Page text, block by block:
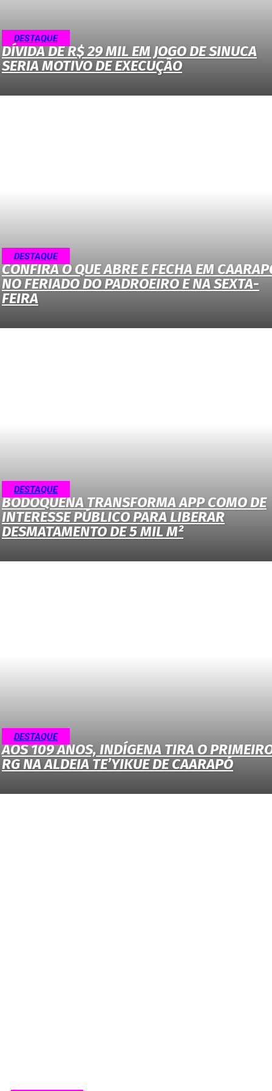
DESTAQUE
DÍVIDA DE R$ 29 MIL EM JOGO DE SINUCA
SERIA MOTIVO DE EXECUÇÃO
DESTAQUE
CONFIRA O QUE ABRE E FECHA EM
NO FERIADO DO PADROEIRO E NA SEXTA-
FEIRA
DESTAQUE
BODOQUENA TRANSFORMA APP COMO DE
INTERESSE PÚBLICO PARA LIBERAR
DESMATAMENTO DE 5 MIL M²
DESTAQUE
AOS 109 ANOS, INDÍGENA TIRA O
RG NA ALDEIA TE’YIKUE DE CAARAPÓ